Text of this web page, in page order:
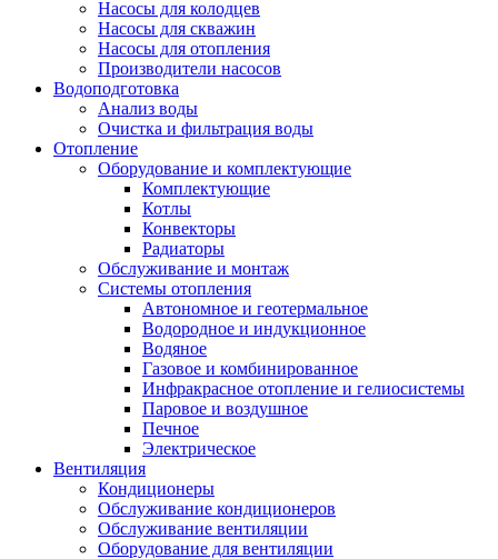
Насосы для колодцев
Насосы для скважин
Насосы для отопления
Производители насосов
Водоподготовка
Анализ воды
Очистка и фильтрация воды
Отопление
Оборудование и комплектующие
Комплектующие
Котлы
Конвекторы
Радиаторы
Обслуживание и монтаж
Системы отопления
Автономное и геотермальное
Водородное и индукционное
Водяное
Газовое и комбинированное
Инфракрасное отопление и гелиосистемы
Паровое и воздушное
Печное
Электрическое
Вентиляция
Кондиционеры
Обслуживание кондиционеров
Обслуживание вентиляции
Оборудование для вентиляции